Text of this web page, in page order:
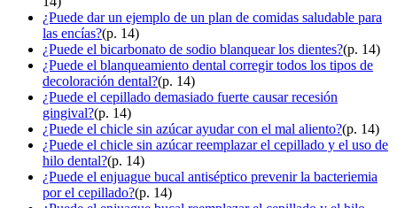
¿Puede dar un ejemplo de un plan de comidas saludable para
las encías?(p. 14)
¿Puede el bicarbonato de sodio blanquear los dientes?(p. 14)
¿Puede el blanqueamiento dental corregir todos los tipos de
decoloración dental?(p. 14)
¿Puede el cepillado demasiado fuerte causar recesión
gingival?(p. 14)
¿Puede el chicle sin azúcar ayudar con el mal aliento?(p. 14)
¿Puede el chicle sin azúcar reemplazar el cepillado y el uso de
hilo dental?(p. 14)
¿Puede el enjuague bucal antiséptico prevenir la bacteriemia
por el cepillado?(p. 14)